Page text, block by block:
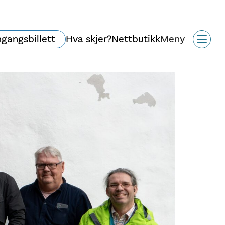
Hva skjer?NettbutikkMeny